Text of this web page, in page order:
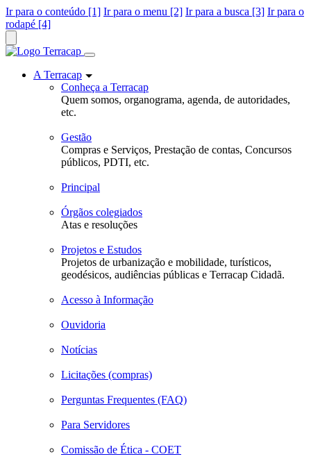
Ir para o conteúdo [1] Ir para o menu [2] Ir para a busca [3] Ir para o
rodapé [4]
A Terracap
Conheça a Terracap
Quem somos, organograma, agenda, de autoridades,
etc.
Gestão
Compras e Serviços, Prestação de contas, Concursos
públicos, PDTI, etc.
Principal
Órgãos colegiados
Atas e resoluções
Projetos e Estudos
Projetos de urbanização e mobilidade, turísticos,
geodésicos, audiências públicas e Terracap Cidadã.
Acesso à Informação
Ouvidoria
Notícias
Licitações (compras)
Perguntas Frequentes (FAQ)
Para Servidores
Comissão de Ética - COET